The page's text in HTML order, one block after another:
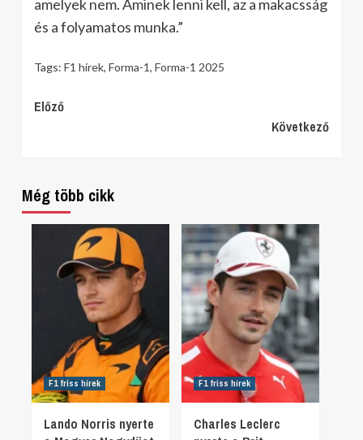
amelyek nem. Aminek lenni kell, az a makacsság
és a folyamatos munka.”
Tags: F1 hírek, Forma-1, Forma-1 2025
Continue
Előző
Következő
Még több cikk
F1 friss hírek
Lando Norris nyerte
F1 friss hírek
Charles Leclerc